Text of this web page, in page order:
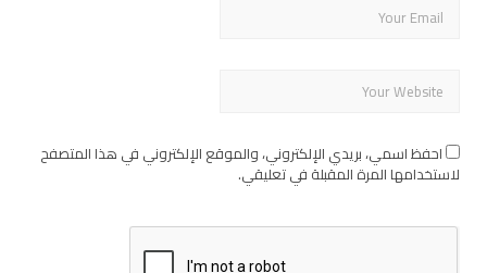
احفظ اسمي، بريدي الإلكتروني، والموقع الإلكتروني في هذا المتصفح
لاستخدامها المرة المقبلة في تعليقي.